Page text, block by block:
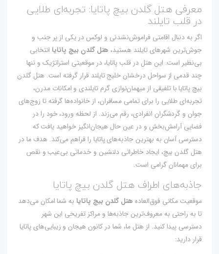
معرفی هتل گلدن بیچ پاتایا: تجربه‌ای طلایی
در قلب تایلند
اگر به دنبال اقامتی فراموش‌نشدنی و لوکس در یکی از پر جنب و
جوش‌ترین شهرهای تایلند هستید، هتل گلدن بیچ پاتایا انتخابی
بی‌نظیر است. این هتل در قلب پاتایا، در موقعیتی استراتژیک و تنها
چند قدمی از سواحل درخشان خلیج تایلند قرار گرفته است. هتل گلدن
بیچ پاتایا با تلفیقی از میهمان‌نوازی گرم تایلندی و امکانات مدرن،
تجربه‌ای طلایی را برای تمامی مسافران، از خانواده‌ها گرفته تا زوج‌های
جوان و گردشگران انفرادی، رقم می‌زند. از لحظه ورود، خود را در
فضایی آرامش‌بخش و در عین حال هیجان‌انگیز خواهید یافت که
دسترسی آسان به بهترین جاذبه‌های پاتایا را فراهم می‌کند. هدف ما در
هتل گلدن بیچ، ایجاد خاطراتی دلنشین و خدماتی بی‌عیب و نقص
برای مهمانان گرامی است.
جاذبه‌های اطراف هتل گلدن بیچ پاتایا
موقعیت مکانی فوق‌العاده هتل گلدن بیچ پاتایا به شما امکان می‌دهد
تا به راحتی به معروف‌ترین جاذبه‌ها و مراکز تفریحی این شهر
دسترسی پیدا کنید. از هتل ما، شما در کانون هیجان و زیبایی‌های پاتایا
قرار دارید: